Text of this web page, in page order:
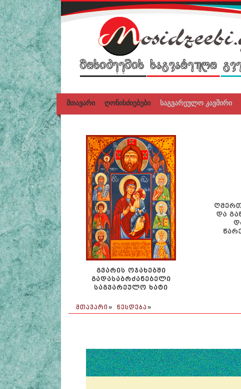
მთავარი ღონისძიებები საგვარეულო კავშირი
ᲒᲕᲐᲠᲘᲡ ᲝᲯᲐᲮᲔᲑᲨᲘ
ᲒᲐᲓᲐᲡᲐᲑᲠᲫᲐᲜᲔᲑᲔᲚᲘ
ᲡᲐᲒᲕᲐᲠᲔᲣᲚᲝ ᲮᲐᲢᲘ
ᲛᲗᲐᲕᲐᲠᲘ » ᲬᲔᲡᲓᲔᲑᲐ »